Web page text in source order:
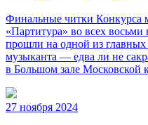
Финальные читки Конкурса
«Партитура» во всех
прошли на одной из главных
музыканта — едва ли не
в Большом зале Московской
27 ноября 2024